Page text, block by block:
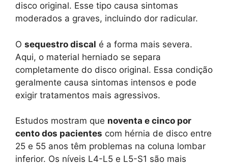
disco original. Esse tipo causa sintomas
moderados a graves, incluindo dor radicular.
O sequestro discal é a forma mais severa.
Aqui, o material herniado se separa
completamente do disco original. Essa condição
geralmente causa sintomas intensos e pode
exigir tratamentos mais agressivos.
Estudos mostram que noventa e cinco por
cento dos pacientes com hérnia de disco entre
25 e 55 anos têm problemas na coluna lombar
inferior. Os níveis L4-L5 e L5-S1 são mais